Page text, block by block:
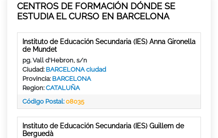
CENTROS DE FORMACIÓN DÓNDE SE
ESTUDIA EL CURSO EN BARCELONA
Instituto de Educación Secundaria (IES) Anna Gironella
de Mundet
pg. Vall d'Hebron, s/n
Ciudad: BARCELONA ciudad
Provincia: BARCELONA
Region:CATALUÑA
Código Postal:08035
Instituto de Educación Secundaria (IES) Guillem de
Berguedà